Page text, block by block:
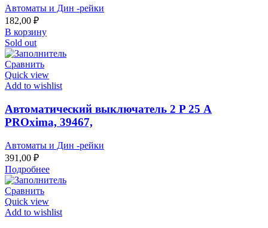
Автоматы и Дин -рейки
182,00 ₽
В корзину
Sold out
Сравнить
Quick view
Add to wishlist
Автоматический выключатель 2 P 25 А
PROxima, 39467,
Автоматы и Дин -рейки
391,00 ₽
Подробнее
Сравнить
Quick view
Add to wishlist